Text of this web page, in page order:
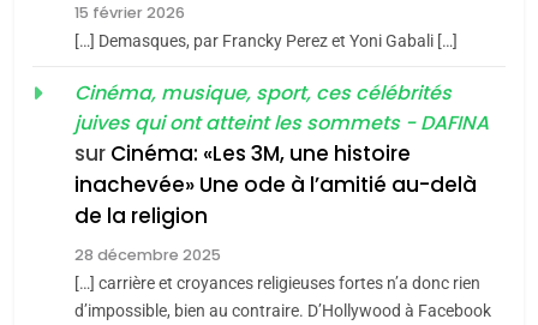
«Tu dis génocide, je dis
guerre»: La nouvelle
chanson de Boy George
ISRAÉL JUDAISME
15 février 2026
[…] Demasques, par Francky Perez et Yoni Gabali […]
Cinéma, musique, sport, ces célébrités
juives qui ont atteint les sommets - DAFINA
sur Cinéma: «Les 3M, une histoire
inachevée» Une ode à l’amitié au-delà
de la religion
28 décembre 2025
[…] carrière et croyances religieuses fortes n’a donc rien
d’impossible, bien au contraire. D’Hollywood à Facebook
meurtrière selon le rapport
l’antisémitisme
FIÈRE, DIGNE ET RÉSILIENTE :
POURQUOI JE REVENDIQUE
MA JUDAÏTE par Thérèse
Zrihen-Dvir
ISRAÉL
CE QUI NOUS MANQUE –